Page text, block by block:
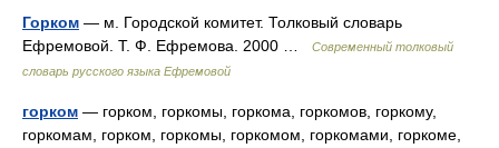
Горком — м. Городской комитет. Толковый словарь
Ефремовой. Т. Ф. Ефремова. 2000 …
Современный толковый
словарь русского языка Ефремовой
горком — горком, горкомы, горкома, горкомов, горкому,
горкомам, горком, горкомы, горкомом, горкомами, горкоме,